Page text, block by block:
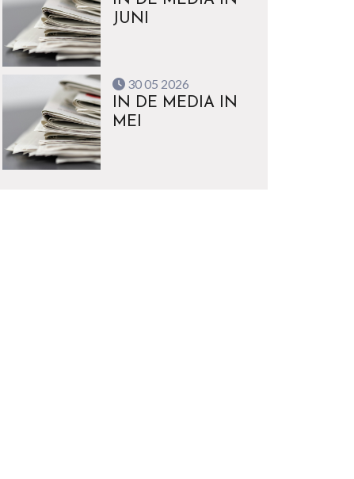
JUNI
30 05 2026
IN DE MEDIA IN
MEI